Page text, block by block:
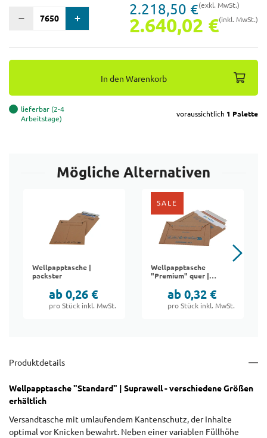
2.218,50 €(exkl. MwSt.)
2.640,02 €(inkl. MwSt.)
In den Warenkorb
lieferbar (2-4
Arbeitstage)
voraussichtlich 1 Palette
Mögliche Alternativen
Wellpapptasche |
packster
ab 0,26 €
pro Stück inkl. MwSt.
SALE
Wellpapptasche
"Premium" quer |
ab 0,32 €
pro Stück inkl. MwSt.
Produktdetails
Wellpapptasche "Standard" | Suprawell - verschiedene Größen
erhältlich
Versandtasche mit umlaufendem Kantenschutz, der Inhalte
optimal vor Knicken bewahrt. Neben einer variablen Füllhöhe